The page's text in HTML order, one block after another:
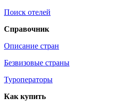
Поиск отелей
Справочник
Описание стран
Безвизовые страны
Туроператоры
Как купить